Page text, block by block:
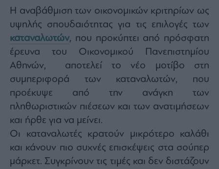
Η αναβάθμιση των οικονομικών κριτηρίων ως
υψηλής σπουδαιότητας για τις επιλογές των
καταναλωτών, που προκύπτει από πρόσφατη
έρευνα του Οικονομικού Πανεπιστημίου
Αθηνών, αποτελεί το νέο μοτίβο στη
συμπεριφορά των καταναλωτών, που
προέκυψε από την ανάγκη των
πληθωριστικών πιέσεων και των ανατιμήσεων
και ήρθε για να μείνει.
Οι καταναλωτές κρατούν μικρότερο καλάθι
και κάνουν πιο συχνές επισκέψεις στα σούπερ
μάρκετ. Συγκρίνουν τις τιμές και δεν διστάζουν